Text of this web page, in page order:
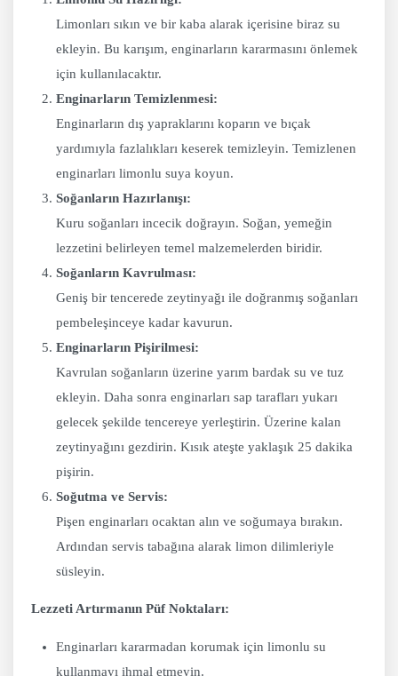
Limonları sıkın ve bir kaba alarak içerisine biraz su
ekleyin. Bu karışım, enginarların kararmasını önlemek
için kullanılacaktır.
Enginarların Temizlenmesi:
Enginarların dış yapraklarını koparın ve bıçak
yardımıyla fazlalıkları keserek temizleyin. Temizlenen
enginarları limonlu suya koyun.
Soğanların Hazırlanışı:
Kuru soğanları incecik doğrayın. Soğan, yemeğin
lezzetini belirleyen temel malzemelerden biridir.
Soğanların Kavrulması:
Geniş bir tencerede zeytinyağı ile doğranmış soğanları
pembeleşinceye kadar kavurun.
Enginarların Pişirilmesi:
Kavrulan soğanların üzerine yarım bardak su ve tuz
ekleyin. Daha sonra enginarları sap tarafları yukarı
gelecek şekilde tencereye yerleştirin. Üzerine kalan
zeytinyağını gezdirin. Kısık ateşte yaklaşık 25 dakika
pişirin.
Soğutma ve Servis:
Pişen enginarları ocaktan alın ve soğumaya bırakın.
Ardından servis tabağına alarak limon dilimleriyle
süsleyin.
Lezzeti Artırmanın Püf Noktaları:
Enginarları kararmadan korumak için limonlu su
kullanmayı ihmal etmeyin.